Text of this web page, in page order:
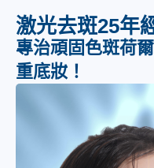
專治頑固色斑荷
重底妝！
激光去斑25年